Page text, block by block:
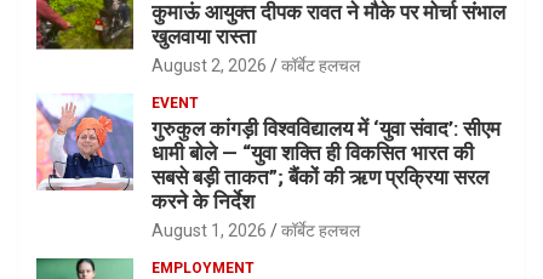
कुमाऊं आयुक्त दीपक रावत ने मौके पर मोर्चा संभाल
खुलवाया रास्ता
August 2, 2026 कॉर्बेट हलचल
EVENT
गुरुकुल कांगड़ी विश्वविद्यालय में ‘युवा संवाद’: सीएम
धामी बोले — “युवा शक्ति ही विकसित भारत की
सबसे बड़ी ताकत”; बैंकों की ऋण प्रक्रिया सरल
करने के निर्देश
August 1, 2026 कॉर्बेट हलचल
EMPLOYMENT